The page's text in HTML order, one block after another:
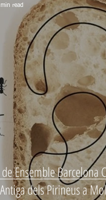
Ensemble Barcelona
dels Pirineus a
read